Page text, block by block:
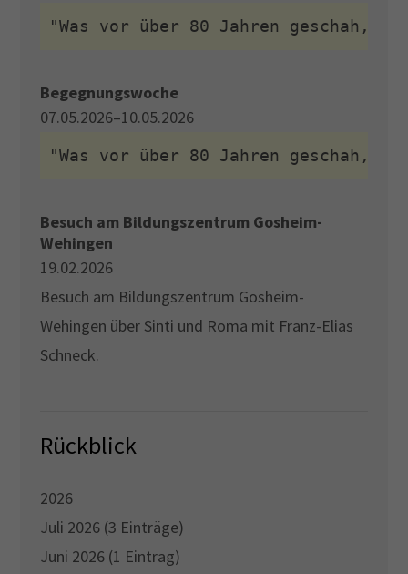
"Was vor über 80 Jahren geschah,
Begegnungswoche
07.05.2026–10.05.2026
"Was vor über 80 Jahren geschah,
Besuch am Bildungszentrum Gosheim-
Wehingen
19.02.2026
Besuch am Bildungszentrum Gosheim-
Wehingen über Sinti und Roma mit Franz-Elias
Schneck.
Rückblick
2026
Juli 2026 (3 Einträge)
Juni 2026 (1 Eintrag)